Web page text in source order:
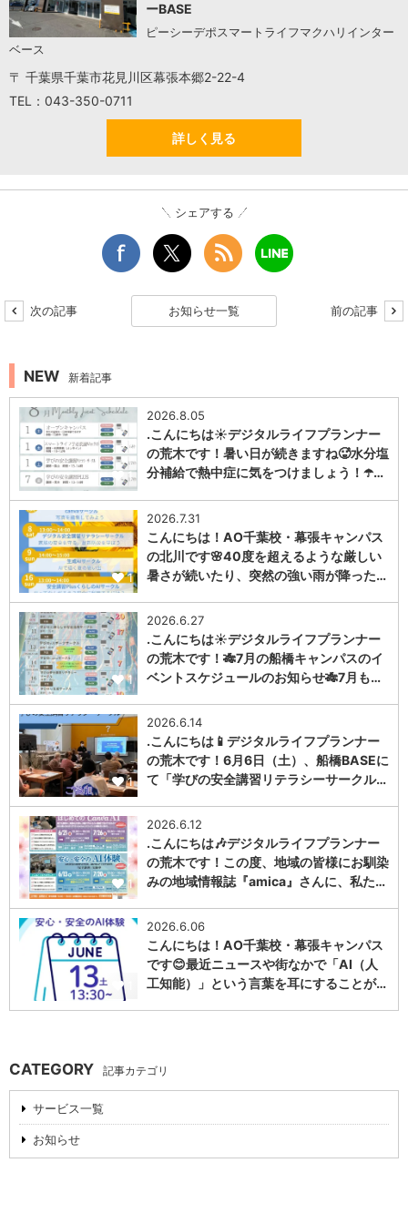
ーBASE
ピーシーデポスマートライフマクハリインター
ベース
〒 千葉県千葉市花見川区幕張本郷2-22-4
TEL：043-350-0711
詳しく見る
シェアする
次の記事 お知らせ一覧 前の記事
NEW 新着記事
1
2026.8.05
.こんにちは☀️デジタルライフプランナー
の荒木です！暑い日が続きますね🥵水分塩
分補給で熱中症に気をつけましょう！☂️…
1
2026.7.31
こんにちは！AO千葉校・幕張キャンパス
の北川です🌸40度を超えるような厳しい
暑さが続いたり、突然の強い雨が降った…
1
2026.6.27
.こんにちは☀️デジタルライフプランナー
の荒木です！🎋7月の船橋キャンパスのイ
ベントスケジュールのお知らせ🎋7月も…
1
2026.6.14
.こんにちは📱デジタルライフプランナー
の荒木です！6月6日（土）、船橋BASEに
て「学びの安全講習リテラシーサークル…
1
2026.6.12
.こんにちは🎶デジタルライフプランナー
の荒木です！この度、地域の皆様にお馴染
みの地域情報誌『amica』さんに、私た…
1
2026.6.06
こんにちは！AO千葉校・幕張キャンパス
です😊最近ニュースや街なかで「AI（人
工知能）」という言葉を耳にすることが…
CATEGORY 記事カテゴリ
サービス一覧
お知らせ